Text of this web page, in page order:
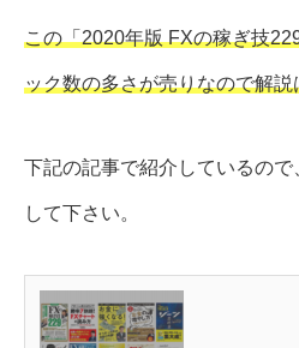
この「2020年版 FXの稼ぎ技
ック数の多さが売りなので解
下記の記事で紹介しているの
して下さい。